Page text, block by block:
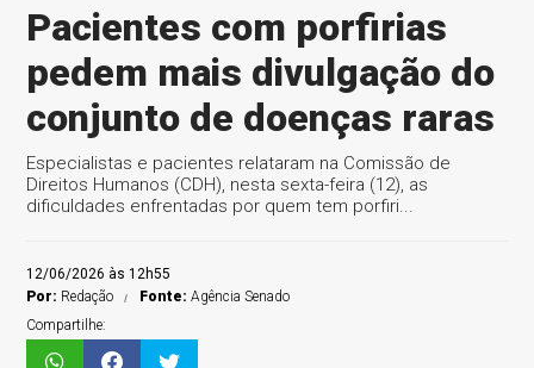
Pacientes com porfirias
pedem mais divulgação do
conjunto de doenças raras
Especialistas e pacientes relataram na Comissão de
Direitos Humanos (CDH), nesta sexta-feira (12), as
dificuldades enfrentadas por quem tem porfiri...
12/06/2026 às 12h55
Por: Redação Fonte:Agência Senado
Compartilhe: